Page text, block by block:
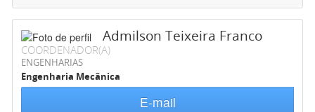
Admilson Teixeira Franco
COORDENADOR(A)
ENGENHARIAS
Engenharia Mecânica
E-mail